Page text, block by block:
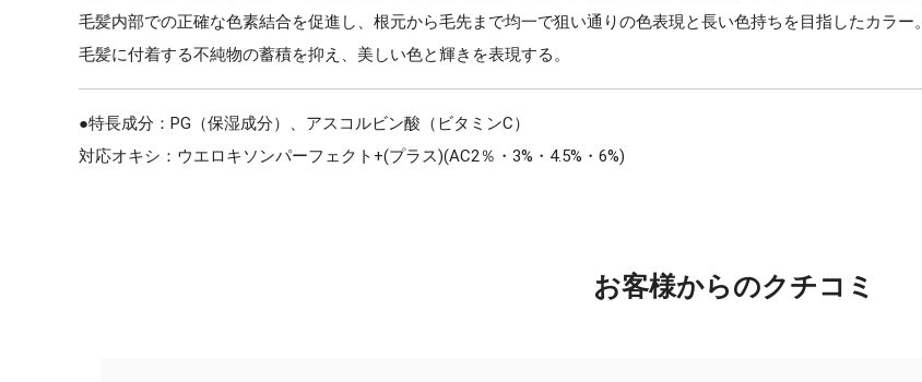
毛髪内部での正確な色素結合を促進し、根元から毛先まで均一で狙い通りの色表現と長い色持ちを目指したカラー。
毛髪に付着する不純物の蓄積を抑え、美しい色と輝きを表現する。
●特長成分：PG（保湿成分）、アスコルビン酸（ビタミンC）
対応オキシ：ウエロキソンパーフェクト+(プラス)(AC2％・3%・4.5%・6%)
お客様からのクチコミ